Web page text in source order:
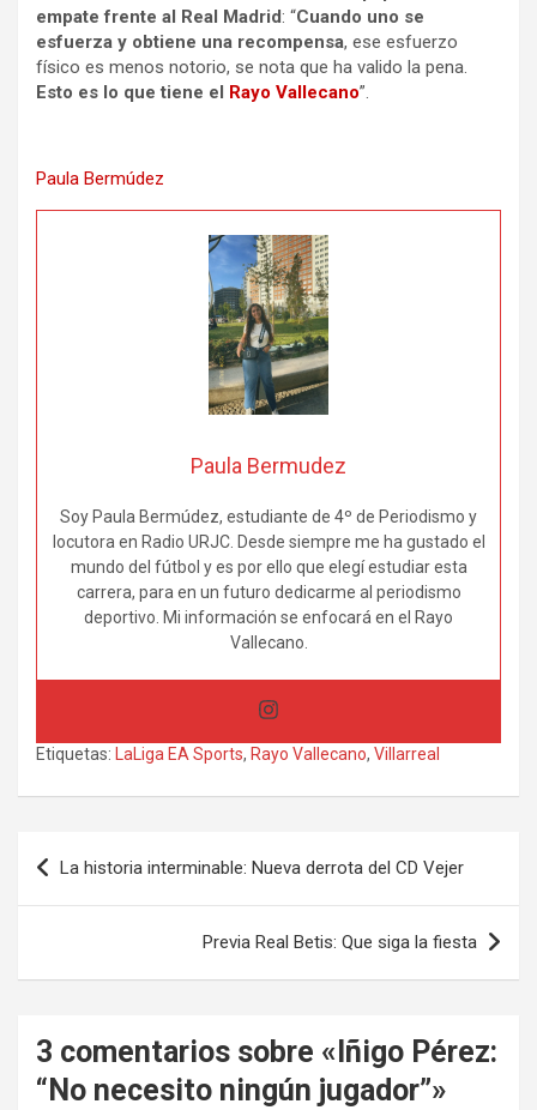
empate frente al Real Madrid: “Cuando uno se
esfuerza y obtiene una recompensa, ese esfuerzo
físico es menos notorio, se nota que ha valido la pena.
Esto es lo que tiene el
Rayo Vallecano”.
Paula Bermúdez
Paula Bermudez
Soy Paula Bermúdez, estudiante de 4º de Periodismo y
locutora en Radio URJC. Desde siempre me ha gustado el
mundo del fútbol y es por ello que elegí estudiar esta
carrera, para en un futuro dedicarme al periodismo
deportivo. Mi información se enfocará en el Rayo
Vallecano.
Etiquetas: LaLiga EA Sports, Rayo Vallecano, Villarreal
Navegación
de
La historia interminable: Nueva derrota del CD Vejer
Previa Real Betis: Que siga la fiesta
3 comentarios sobre « Iñigo Pérez:
“No necesito ningún jugador”»